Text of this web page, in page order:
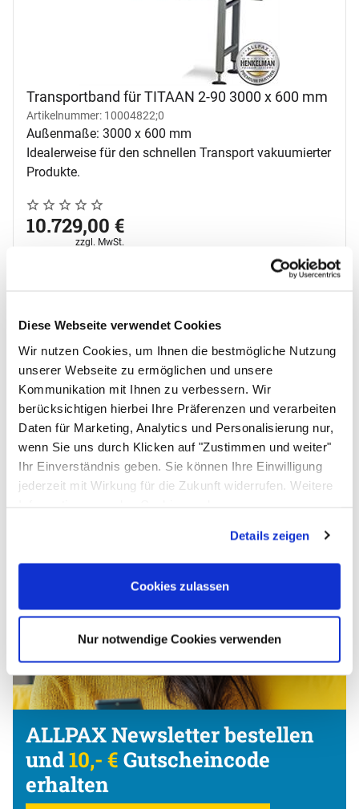
Diese Webseite verwendet Cookies
Wir nutzen Cookies, um Ihnen die bestmögliche Nutzung
unserer Webseite zu ermöglichen und unsere
Kommunikation mit Ihnen zu verbessern. Wir
berücksichtigen hierbei Ihre Präferenzen und verarbeiten
Daten für Marketing, Analytics und Personalisierung nur,
wenn Sie uns durch Klicken auf "Zustimmen und weiter"
Ihr Einverständnis geben. Sie können Ihre Einwilligung
jederzeit mit Wirkung für die Zukunft widerrufen. Weitere
Details zeigen
Cookies zulassen
Nur notwendige Cookies verwenden
Transportband für TITAAN 2-90 3000 x 600 mm
Artikelnummer: 10004822;0
Außenmaße: 3000 x 600 mm
Idealerweise für den schnellen Transport vakuumierter
Produkte.
Noch keine Bewertungen abgegeben
0 Bewertungen
10.729,00 €
Steuerhinweis:
zzgl. MwSt.
Zum Merkzettel
Topseller in dieser Kategorie
Artikel überspringen
Kammer Vakuummaschine KV 615 -
Mit Doppelkammer
jetzt:
3.499,90€
ALLPAX Newsletter bestellen
und10,- € Gutscheincode
erhalten